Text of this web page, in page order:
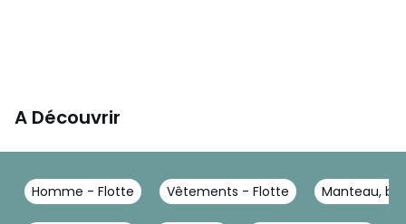
A Découvrir
Homme - Flotte Vêtements - Flotte Manteau,